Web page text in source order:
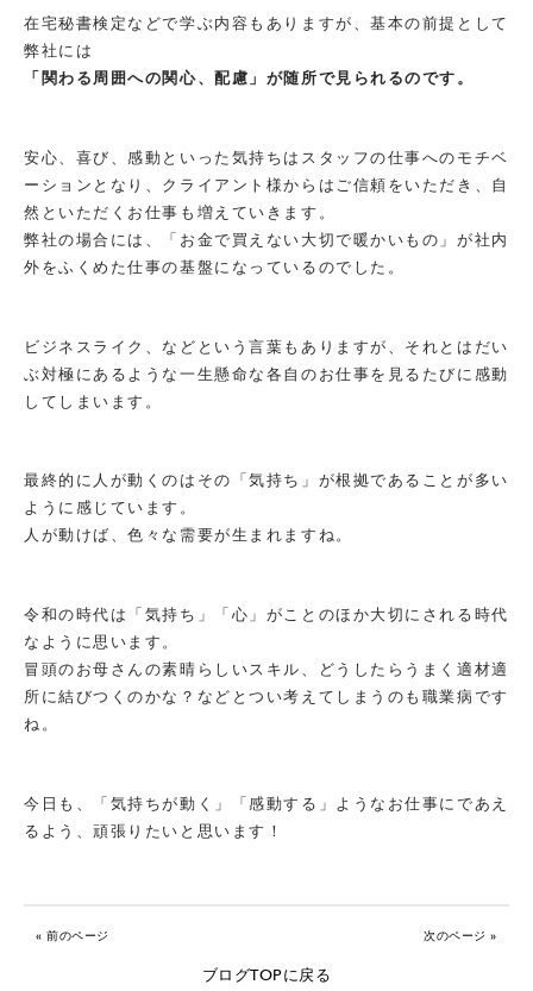
在宅秘書検定などで学ぶ内容もありますが、基本の前提として
弊社には
「関わる周囲への関心、配慮」が随所で見られるのです。
安心、喜び、感動といった気持ちはスタッフの仕事へのモチベ
ーションとなり、クライアント様からはご信頼をいただき、自
然といただくお仕事も増えていきます。
弊社の場合には、「お金で買えない大切で暖かいもの」が社内
外をふくめた仕事の基盤になっているのでした。
ビジネスライク、などという言葉もありますが、それとはだい
ぶ対極にあるような一生懸命な各自のお仕事を見るたびに感動
してしまいます。
最終的に人が動くのはその「気持ち」が根拠であることが多い
ように感じています。
人が動けば、色々な需要が生まれますね。
令和の時代は「気持ち」「心」がことのほか大切にされる時代
なように思います。
冒頭のお母さんの素晴らしいスキル、どうしたらうまく適材適
所に結びつくのかな？などとつい考えてしまうのも職業病です
ね。
今日も、「気持ちが動く」「感動する」ようなお仕事にであえ
るよう、頑張りたいと思います！
« 前のページ 次のページ »
ブログTOPに戻る